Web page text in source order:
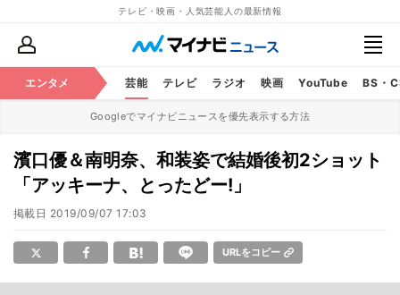
テレビ・映画・人気芸能人の最新情報
エンタメ 芸能 テレビ ラジオ 映画 YouTube BS・
Googleでマイナビニュースを優先表示する方法
濱口優＆南明奈、和装姿で結婚後初2ショット
「アッキーナ、とったどー!」
掲載日 2019/09/07 17:03
URLをコピー